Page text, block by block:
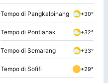
Tempo di Pangkalpinang +30°
Tempo di Pontianak +32°
Tempo di Semarang +33°
Tempo di Sofifi +29°